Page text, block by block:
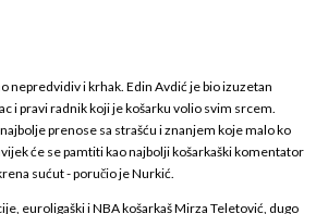
nepredvidiv i krhak. Edin Avdić je bio izuzetan
i pravi radnik koji je košarku volio svim srcem.
prenose sa strašću i znanjem koje malo ko
će se pamtiti kao najbolji košarkaški komentator
sućut - poručio je Nurkić.
euroligaški i NBA košarkaš Mirza Teletović, dugo